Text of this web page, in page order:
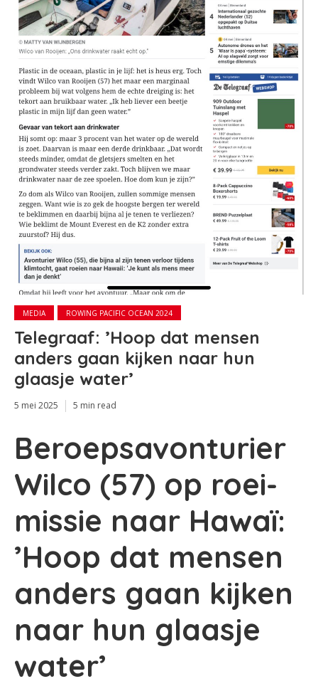
MEDIA ROWING PACIFIC OCEAN 2024
Telegraaf: ’Hoop dat mensen
anders gaan kijken naar hun
glaasje water’
5 mei 2025 5 min read
Beroepsavonturier
Wilco (57) op roei-
missie naar Hawaï:
’Hoop dat mensen
anders gaan kijken
naar hun glaasje
water’